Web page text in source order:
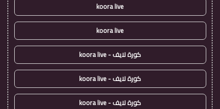
koora live
koora live
كورة لايف - koora live
كورة لايف - koora live
كورة لايف - koora live